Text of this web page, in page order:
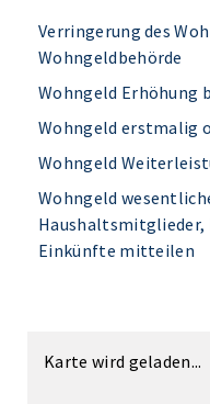
Verringerung des
Wohngeldbehörde
Wohngeld Erhöhung
Wohngeld erstmalig
Wohngeld
Wohngeld
Haushaltsmitglieder,
Einkünfte mitteilen
Karte wird geladen...